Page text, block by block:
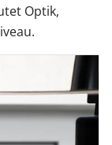
Optik,